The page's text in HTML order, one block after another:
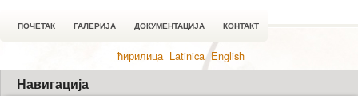
ПОЧЕТАК ГАЛЕРИЈА ДОКУМЕНТАЦИЈА КОНТАКТ
ћирилица Latinica English
Навигација